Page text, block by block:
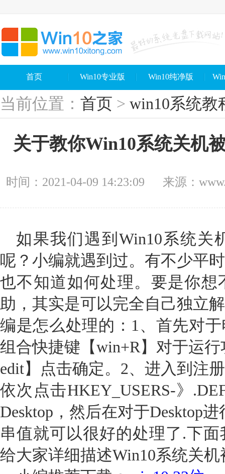
首页 Win10专业版 Win10纯净版
当前位置： 首页 > win10系统教
关于教你Win10系统关机
时间：2021-04-09 14:23:09 来源：
如果我们遇到Win10系统关
呢？小编就遇到过。有不少平
也不知道如何处理。要是你
助，其实是可以完全自己独立
编是怎么处理的：1、首先对
组合快捷键【win+R】对于运
edit】点击确定。2、进入到注
依次点击HKEY_USERS-》
Desktop，然后在对于Desktop
串值就可以很好的处理了.下
给大家详细描述Win10系统关